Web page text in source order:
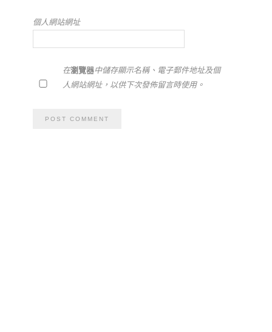
個人網站網址
在瀏覽器中儲存顯示名稱、電子郵件地址及個
人網站網址，以供下次發佈留言時使用。